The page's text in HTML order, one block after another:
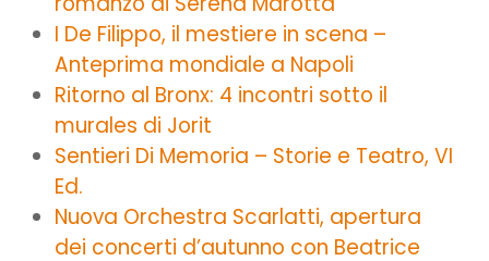
I De Filippo, il mestiere in scena –
Anteprima mondiale a Napoli
Ritorno al Bronx: 4 incontri sotto il
murales di Jorit
Sentieri Di Memoria – Storie e Teatro, VI
Ed.
Nuova Orchestra Scarlatti, apertura
dei concerti d’autunno con Beatrice